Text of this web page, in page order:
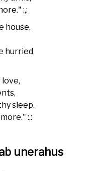
:,:
house,
hurried
sleep,
:,:
unerahus